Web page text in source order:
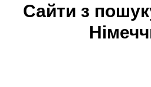
Сайти з